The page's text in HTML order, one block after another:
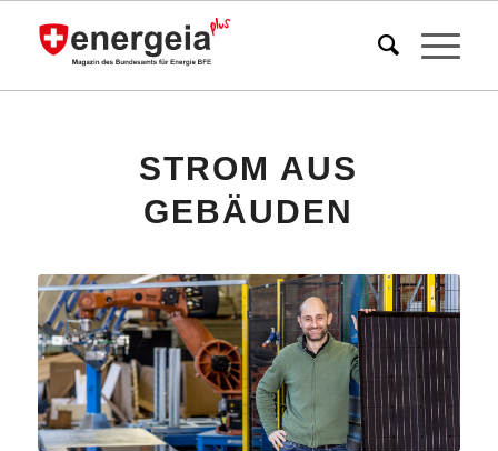
STROM AUS
GEBÄUDEN